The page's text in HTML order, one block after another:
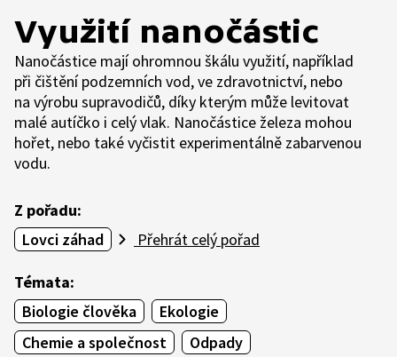
Využití nanočástic
Nanočástice mají ohromnou škálu využití, například
při čištění podzemních vod, ve zdravotnictví, nebo
na výrobu supravodičů, díky kterým může levitovat
malé autíčko i celý vlak. Nanočástice železa mohou
hořet, nebo také vyčistit experimentálně zabarvenou
vodu.
Z pořadu:
Lovci záhad
Přehrát celý pořad
Témata:
Biologie člověka
Ekologie
Chemie a společnost
Odpady